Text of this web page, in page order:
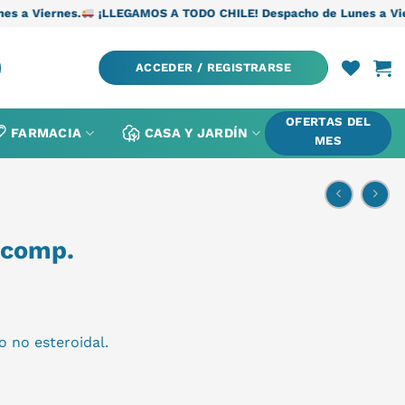
¡LLEGAMOS A TODO CHILE! Despacho de Lunes a Viernes.
ACCEDER / REGISTRARSE
FARMACIA CASA Y JARDÍN
OFERTAS DEL
MES
no esteroidal.